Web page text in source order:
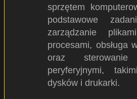
sprzętem
podstawowe
zarządzanie
procesami, obsługa
oraz sterowanie
peryferyjnymi,
dysków i drukarki.